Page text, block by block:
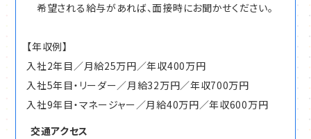
希望される給与があれば、面接時にお聞かせください。
【年収例】
入社2年目／月給25万円／年収400万円
入社5年目・リーダー／月給32万円／年収700万円
入社9年目・マネージャー／月給40万円／年収600万円
交通アクセス